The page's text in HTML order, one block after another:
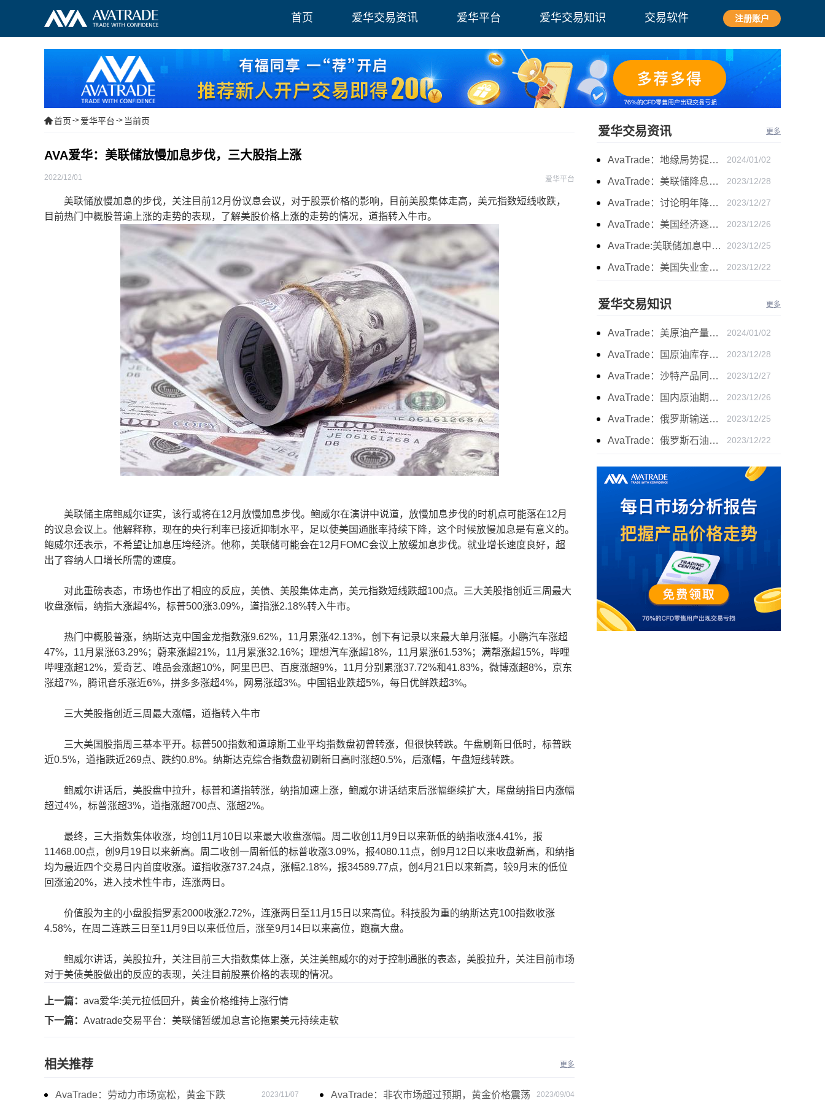
首页 爱华交易资讯 爱华平台 爱华交易知识 交易软件 注册账户
首页 -> 爱华平台 -> 当前页
AVA爱华：美联储放慢加息步伐，三大股指上涨
2022/12/01 爱华平台
美联储放慢加息的步伐，关注目前12月份议息会议，对于股票价格的影响，目前美股集体走高，美元指数短线收跌，
目前热门中概股普遍上涨的走势的表现，了解美股价格上涨的走势的情况，道指转入牛市。
美联储主席鲍威尔证实，该行或将在12月放慢加息步伐。鲍威尔在演讲中说道，放慢加息步伐的时机点可能落在12月
的议息会议上。他解释称，现在的央行利率已接近抑制水平，足以使美国通胀率持续下降，这个时候放慢加息是有意义的。
鲍威尔还表示，不希望让加息压垮经济。他称，美联储可能会在12月FOMC会议上放缓加息步伐。就业增长速度良好，超
出了容纳人口增长所需的速度。
对此重磅表态，市场也作出了相应的反应，美债、美股集体走高，美元指数短线跌超100点。三大美股指创近三周最大
收盘涨幅，纳指大涨超4%，标普500涨3.09%，道指涨2.18%转入牛市。
热门中概股普涨，纳斯达克中国金龙指数涨9.62%，11月累涨42.13%，创下有记录以来最大单月涨幅。小鹏汽车涨超
47%，11月累涨63.29%；蔚来涨超21%，11月累涨32.16%；理想汽车涨超18%，11月累涨61.53%；满帮涨超15%，哔哩
哔哩涨超12%，爱奇艺、唯品会涨超10%，阿里巴巴、百度涨超9%，11月分别累涨37.72%和41.83%，微博涨超8%，京东
涨超7%，腾讯音乐涨近6%，拼多多涨超4%，网易涨超3%。中国铝业跌超5%，每日优鲜跌超3%。
三大美股指创近三周最大涨幅，道指转入牛市
三大美国股指周三基本平开。标普500指数和道琼斯工业平均指数盘初曾转涨，但很快转跌。午盘刷新日低时，标普跌
近0.5%，道指跌近269点、跌约0.8%。纳斯达克综合指数盘初刷新日高时涨超0.5%，后涨幅，午盘短线转跌。
鲍威尔讲话后，美股盘中拉升，标普和道指转涨，纳指加速上涨，鲍威尔讲话结束后涨幅继续扩大，尾盘纳指日内涨幅
超过4%，标普涨超3%，道指涨超700点、涨超2%。
最终，三大指数集体收涨，均创11月10日以来最大收盘涨幅。周二收创11月9日以来新低的纳指收涨4.41%，报
11468.00点，创9月19日以来新高。周二收创一周新低的标普收涨3.09%，报4080.11点，创9月12日以来收盘新高，和纳指
均为最近四个交易日内首度收涨。道指收涨737.24点，涨幅2.18%，报34589.77点，创4月21日以来新高，较9月末的低位
回涨逾20%，进入技术性牛市，连涨两日。
价值股为主的小盘股指罗素2000收涨2.72%，连涨两日至11月15日以来高位。科技股为重的纳斯达克100指数收涨
4.58%，在周二连跌三日至11月9日以来低位后，涨至9月14日以来高位，跑赢大盘。
鲍威尔讲话，美股拉升，关注目前三大指数集体上涨，关注美鲍威尔的对于控制通胀的表态，美股拉升，关注目前市场
对于美债美股做出的反应的表现，关注目前股票价格的表现的情况。
上一篇： ava爱华:美元拉低回升，黄金价格维持上涨行情
下一篇： Avatrade交易平台：美联储暂缓加息言论拖累美元持续走软
相关推荐 更多
AvaTrade：劳动力市场宽松，黄金下跌 2023/11/07 AvaTrade：非农市场超过预期，黄金价格震荡 2023/09/04
爱华交易资讯 更多
AvaTrade：地缘局势提供避险支撑，现货黄金持续看涨 2024/01/02
AvaTrade：美联储降息叠加美元走软，黄金维持震荡 2023/12/28
AvaTrade：讨论明年降息可能性，鲍威尔言论影响黄金 2023/12/27
AvaTrade：美国经济逐步放缓，现货黄金上涨 2023/12/26
AvaTrade:美联储加息中，黄金强势拉升震荡 2023/12/25
AvaTrade：美国失业金人数的表现，现货黄金持续高位震荡 2023/12/22
爱华交易知识 更多
AvaTrade：美原油产量下降，原油期货价格下跌 2024/01/02
AvaTrade：国原油库存的增加，原油期货开盘价格上涨 2023/12/28
AvaTrade：沙特产品同比下降，国际油价收涨 2023/12/27
AvaTrade：国内原油期货开盘上涨，布伦特原油上涨 2023/12/26
AvaTrade：俄罗斯输送石油，原油期货主力合约价格下跌 2023/12/25
AvaTrade：俄罗斯石油出口增长，原油收跌 2023/12/22